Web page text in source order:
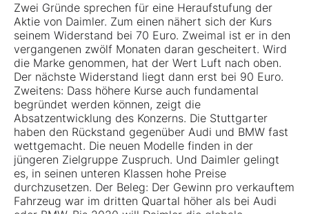
Zwei Gründe sprechen für eine Heraufstufung der
Aktie von Daimler. Zum einen nähert sich der Kurs
seinem Widerstand bei 70 Euro. Zweimal ist er in den
vergangenen zwölf Monaten daran gescheitert. Wird
die Marke genommen, hat der Wert Luft nach oben.
Der nächste Widerstand liegt dann erst bei 90 Euro.
Zweitens: Dass höhere Kurse auch fundamental
begründet werden können, zeigt die
Absatzentwicklung des Konzerns. Die Stuttgarter
haben den Rückstand gegenüber Audi und BMW fast
wettgemacht. Die neuen Modelle finden in der
jüngeren Zielgruppe Zuspruch. Und Daimler gelingt
es, in seinen unteren Klassen hohe Preise
durchzusetzen. Der Beleg: Der Gewinn pro verkauftem
Fahrzeug war im dritten Quartal höher als bei Audi